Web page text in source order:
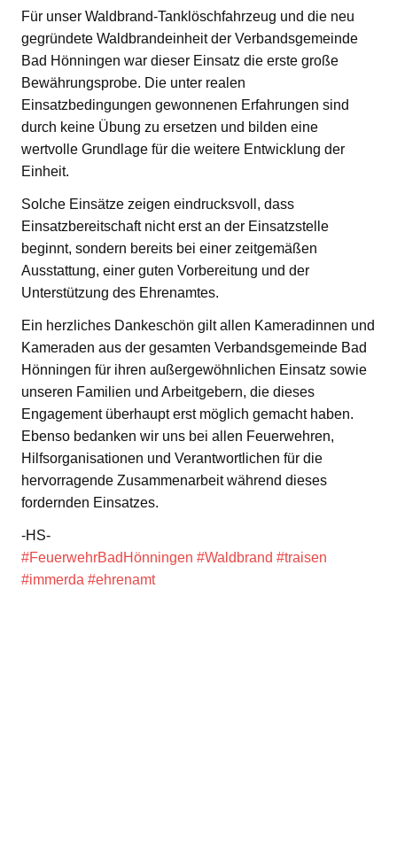
Für unser Waldbrand-Tanklöschfahrzeug und die neu
gegründete Waldbrandeinheit der Verbandsgemeinde
Bad Hönningen war dieser Einsatz die erste große
Bewährungsprobe. Die unter realen
Einsatzbedingungen gewonnenen Erfahrungen sind
durch keine Übung zu ersetzen und bilden eine
wertvolle Grundlage für die weitere Entwicklung der
Einheit.
Solche Einsätze zeigen eindrucksvoll, dass
Einsatzbereitschaft nicht erst an der Einsatzstelle
beginnt, sondern bereits bei einer zeitgemäßen
Ausstattung, einer guten Vorbereitung und der
Unterstützung des Ehrenamtes.
Ein herzliches Dankeschön gilt allen Kameradinnen und
Kameraden aus der gesamten Verbandsgemeinde Bad
Hönningen für ihren außergewöhnlichen Einsatz sowie
unseren Familien und Arbeitgebern, die dieses
Engagement überhaupt erst möglich gemacht haben.
Ebenso bedanken wir uns bei allen Feuerwehren,
Hilfsorganisationen und Verantwortlichen für die
hervorragende Zusammenarbeit während dieses
fordernden Einsatzes.
-HS-
#FeuerwehrBadHönningen #Waldbrand #traisen
#immerda #ehrenamt